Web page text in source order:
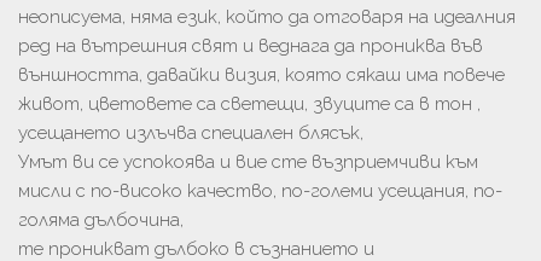
неописуема, няма език, който да отговаря на идеалния
ред на вътрешния свят и веднага да прониква във
външността, давайки визия, която сякаш има повече
живот, цветовете са светещи, звуците са в тон ,
усещането излъчва специален блясък,
Умът ви се успокоява и вие сте възприемчиви към
мисли с по-високо качество, по-големи усещания, по-
голяма дълбочина,
те проникват дълбоко в съзнанието и